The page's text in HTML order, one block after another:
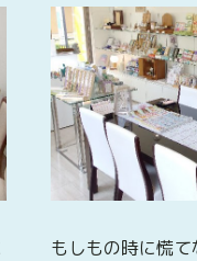
もしもの時に慌